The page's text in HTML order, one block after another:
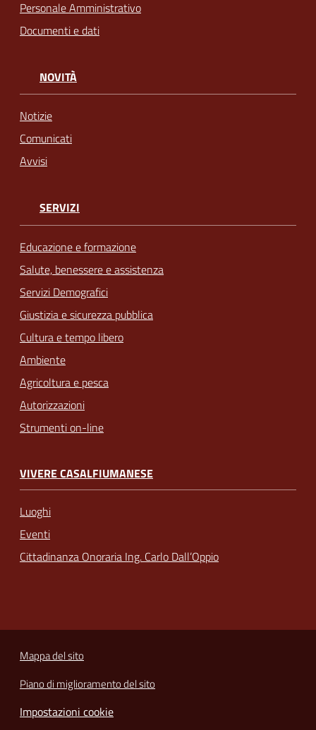
Personale Amministrativo
Documenti e dati
NOVITÀ
Notizie
Comunicati
Avvisi
SERVIZI
Educazione e formazione
Salute, benessere e assistenza
Servizi Demografici
Giustizia e sicurezza pubblica
Cultura e tempo libero
Ambiente
Agricoltura e pesca
Autorizzazioni
Strumenti on-line
VIVERE CASALFIUMANESE
Luoghi
Eventi
Cittadinanza Onoraria Ing. Carlo Dall’Oppio
Mappa del sito
Piano di miglioramento del sito
Impostazioni cookie